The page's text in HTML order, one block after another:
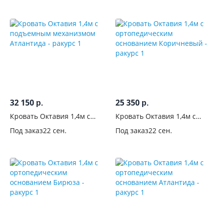
32 150 р.
Кровать Октавия 1,4м с
Атлантида
Под заказ22 сен.
25 350 р.
Кровать Октавия 1,4м с
основанием Коричневый
Под заказ22 сен.
С
полками
комплекте
кого
Цвет
Стиль